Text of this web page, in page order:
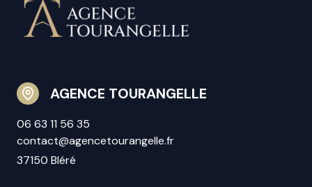
AGENCE TOURANGELLE
06 63 11 56 35
contact@agencetourangelle.fr
37150 Bléré